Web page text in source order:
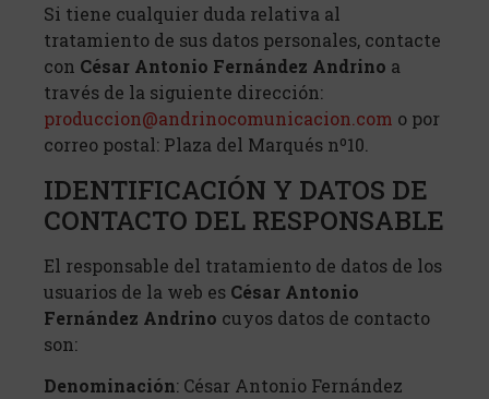
Si tiene cualquier duda relativa al
tratamiento de sus datos personales, contacte
con César Antonio Fernández Andrino a
través de la siguiente dirección:
produccion@andrinocomunicacion.com o por
correo postal: Plaza del Marqués nº10.
IDENTIFICACIÓN Y DATOS DE
CONTACTO DEL RESPONSABLE
El responsable del tratamiento de datos de los
usuarios de la web es César Antonio
Fernández Andrino cuyos datos de contacto
son:
Denominación: César Antonio Fernández